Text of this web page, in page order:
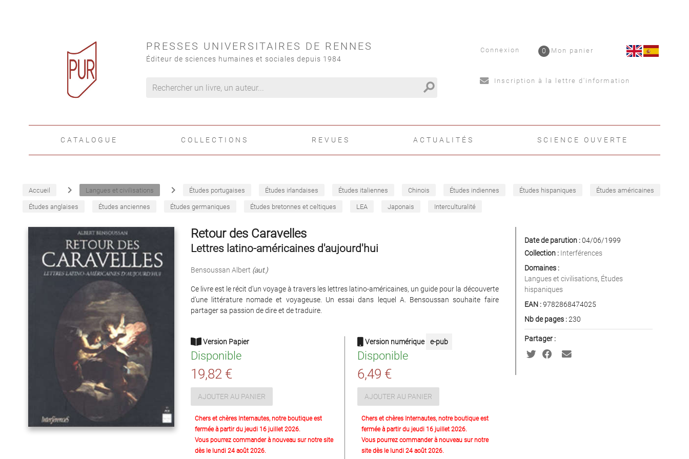
PRESSES UNIVERSITAIRES DE RENNES
Éditeur de sciences humaines et sociales depuis 1984
search
Connexion Mon panier
0
Inscription à la lettre d'information
CATALOGUE COLLECTIONS REVUES ACTUALITÉS SCIENCE OUVERTE
Accueil navigate_next Langues et civilisations navigate_next Études portugaises Études irlandaises Études italiennes Chinois Études indiennes Études hispaniques Études américaines
Études anglaises Études anciennes Études germaniques Études bretonnes et celtiques LEA Japonais Interculturalité
Retour des Caravelles
Lettres latino-américaines d'aujourd'hui
Bensoussan Albert (aut.)
Ce livre est le récit d’un voyage à travers les lettres latino-américaines, un guide pour la découverte
d’une littérature nomade et voyageuse. Un essai dans lequel A. Bensoussan souhaite faire
partager sa passion de dire et de traduire.
Version Papier
Disponible
19,82 €
AJOUTER AU PANIER
Chers et chères Internautes, notre boutique est
fermée à partir du jeudi 16 juillet 2026.
Vous pourrez commander à nouveau sur notre site
dès le lundi 24 août 2026.
Version numérique e-pub
Disponible
6,49 €
AJOUTER AU PANIER
Chers et chères Internautes, notre boutique est
fermée à partir du jeudi 16 juillet 2026.
Vous pourrez commander à nouveau sur notre
site dès le lundi 24 août 2026.
Date de parution :04/06/1999
Collection : Interférences
Domaines :
Langues et civilisations, Études
hispaniques
EAN :9782868474025
Nb de pages :230
Partager :